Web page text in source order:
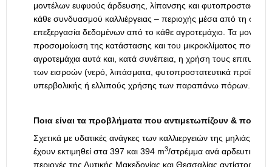
μοντέλων ευφυούς άρδευσης, λίπανσης και φυτοπροστασίας
κάθε συνδυασμού καλλιέργειας – περιοχής μέσα από τη
επεξεργασία δεδομένων από το κάθε αγροτεμάχιο. Τα
προσομοίωση της κατάστασης και του μικροκλίματος που
αγροτεμάχια αυτά και, κατά συνέπεια, η χρήση τους
των εισροών (νερό, λιπάσματα, φυτοπροστατευτικά
υπερβολικής ή ελλιπούς χρήσης των παραπάνω πόρων.
Ποια είναι τα προβλήματα που αντιμετωπίζουν & ποιες
Σχετικά με υδατικές ανάγκες των καλλιεργειών της μηλιάς και
έχουν εκτιμηθεί στα 397 και 394 m3/στρέμμα ανά αρδευτική
περιοχές της Δυτικής Μακεδονίας και Θεσσαλίας αντίστοιχα.